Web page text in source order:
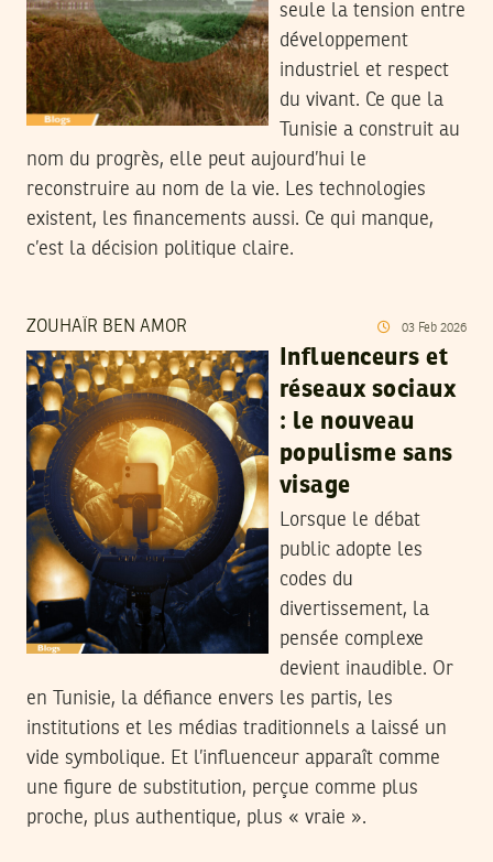
seule la tension entre
développement
industriel et respect
du vivant. Ce que la
Tunisie a construit au
nom du progrès, elle peut aujourd’hui le
reconstruire au nom de la vie. Les technologies
existent, les financements aussi. Ce qui manque,
c’est la décision politique claire.
ZOUHAÏR BEN AMOR 03 Feb 2026
Influenceurs et
réseaux sociaux
: le nouveau
populisme sans
visage
Lorsque le débat
public adopte les
codes du
divertissement, la
pensée complexe
devient inaudible. Or
en Tunisie, la défiance envers les partis, les
institutions et les médias traditionnels a laissé un
vide symbolique. Et l’influenceur apparaît comme
une figure de substitution, perçue comme plus
proche, plus authentique, plus « vraie ».